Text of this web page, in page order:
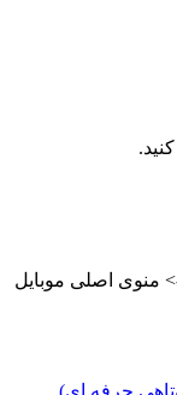
منوی اصلی موبایل